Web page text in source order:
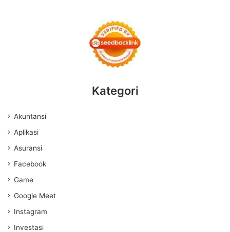
Kategori
Akuntansi
Aplikasi
Asuransi
Facebook
Game
Google Meet
Instagram
Investasi